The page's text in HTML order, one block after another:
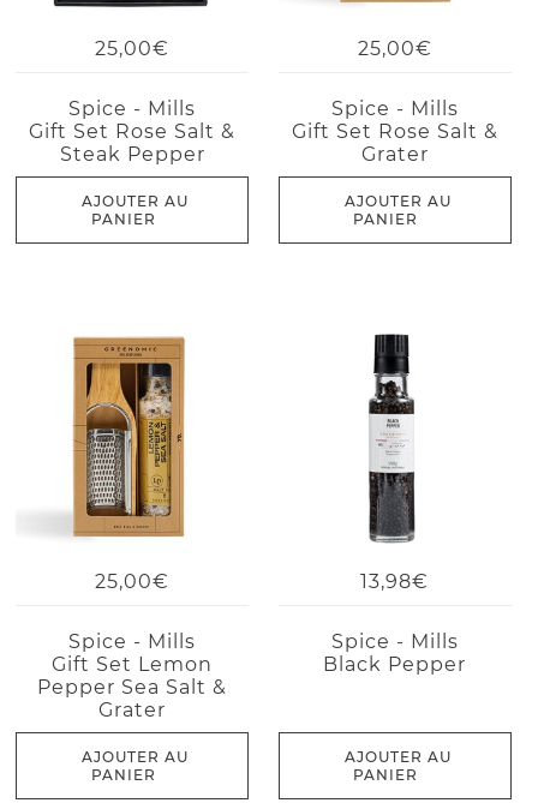
25,00€
Spice - Mills
Gift Set Rose Salt &
Steak Pepper
AJOUTER AU
PANIER
25,00€
Spice - Mills
Gift Set Rose Salt &
Grater
AJOUTER AU
PANIER
25,00€
Spice - Mills
Gift Set Lemon
Pepper Sea Salt &
Grater
AJOUTER AU
PANIER
13,98€
Spice - Mills
Black Pepper
AJOUTER AU
PANIER